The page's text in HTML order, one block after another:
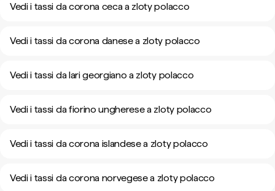
Vedi i tassi da corona ceca a zloty polacco
Vedi i tassi da corona danese a zloty polacco
Vedi i tassi da lari georgiano a zloty polacco
Vedi i tassi da fiorino ungherese a zloty polacco
Vedi i tassi da corona islandese a zloty polacco
Vedi i tassi da corona norvegese a zloty polacco